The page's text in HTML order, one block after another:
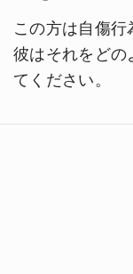
この方は自傷行
彼はそれをどの
てください。